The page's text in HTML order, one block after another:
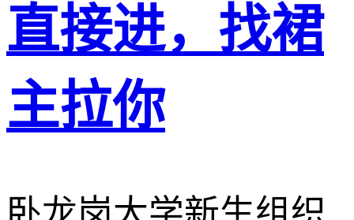
直接进，找裙
主拉你